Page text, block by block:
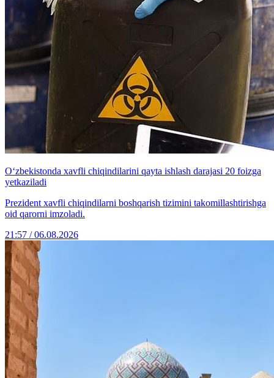
O‘zbekistonda xavfli chiqindilarini qayta ishlash darajasi 20 foizga
yetkaziladi
Prezident xavfli chiqindilarni boshqarish tizimini takomillashtirishga
oid qarorni imzoladi.
21:57 / 06.08.2026